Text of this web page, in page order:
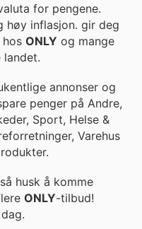
for pengene.
gir deg
ONLY og mange
landet.
annonser og
penger på Andre,
Sport, Helse &
Varehus
husk å komme
ONLY-tilbud!